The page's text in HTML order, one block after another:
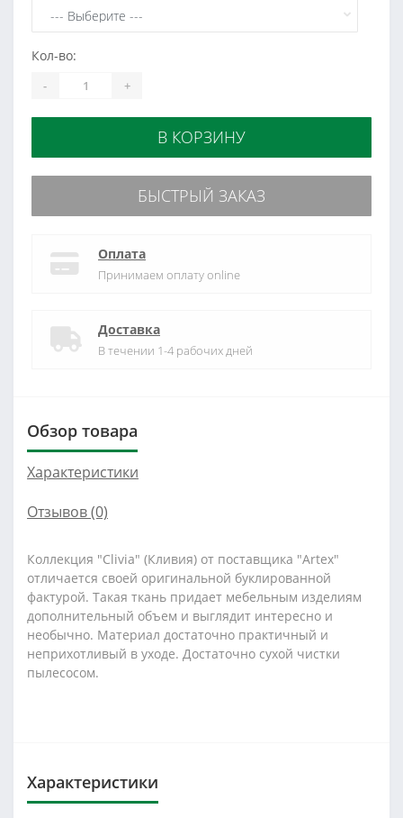
Кол-во:
- +
В КОРЗИНУ
БЫСТРЫЙ ЗАКАЗ
Оплата
Принимаем оплату online
Доставка
В течении 1-4 рабочих дней
Обзор товара
Характеристики
Отзывов (0)
Коллекция "Clivia" (Кливия) от поставщика "Artex"
отличается своей оригинальной буклированной
фактурой. Такая ткань придает мебельным изделиям
дополнительный объем и выглядит интересно и
необычно. Материал достаточно практичный и
неприхотливый в уходе. Достаточно сухой чистки
пылесосом.
Характеристики